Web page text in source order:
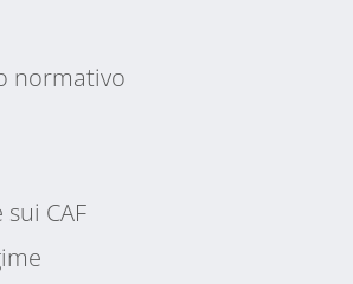
normativo
CAF